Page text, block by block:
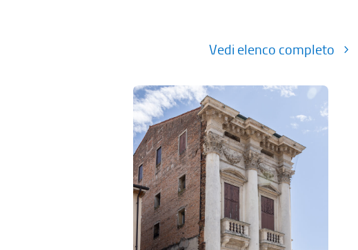
Vedi elenco completo